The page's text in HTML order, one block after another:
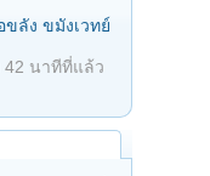
ขลัง ขมังเวทย์
42 นาทีที่แล้ว